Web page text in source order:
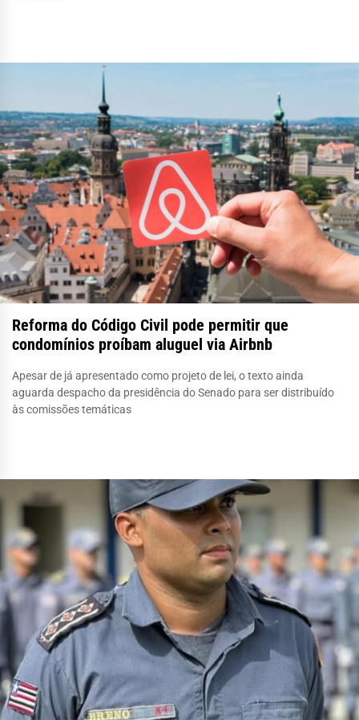
Reforma do Código Civil pode permitir que
condomínios proíbam aluguel via Airbnb
Apesar de já apresentado como projeto de lei, o texto ainda
aguarda despacho da presidência do Senado para ser distribuído
às comissões temáticas